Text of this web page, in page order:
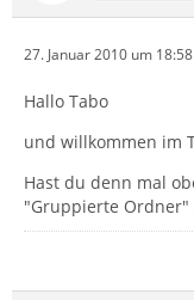
27. Januar 2010 um 18:58
Hallo Tabo
und willkommen im
Hast du denn mal
"Gruppierte Ordner"